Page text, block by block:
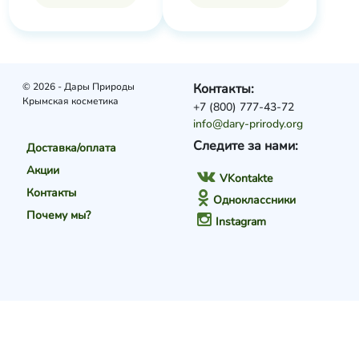
© 2026 - Дары Природы
Крымская косметика
Доставка/оплата
Акции
Контакты
Почему мы?
Следите за нами:
VKontakte
Одноклассники
Instagram
Контакты:
+7 (800) 777-43-72
info@dary-prirody.org